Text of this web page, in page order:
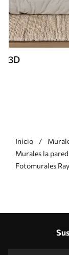
3D
Inicio
Murales la
Fotomurales